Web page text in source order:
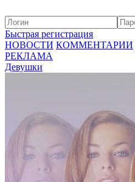
Быстрая регистрация
НОВОСТИ КОММЕНТАРИИ
РЕКЛАМА
Девушки